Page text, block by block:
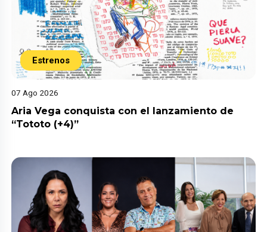
Estrenos
07 Ago 2026
Aria Vega conquista con el lanzamiento de
“Tototo (+4)”